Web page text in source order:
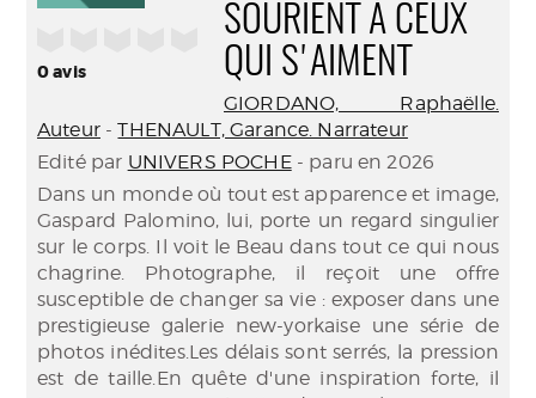
0avis
SOURIENT À CEUX
QUI S'AIMENT
GIORDANO, Raphaëlle.
Auteur-THENAULT, Garance. Narrateur
Edité par UNIVERS POCHE- paru en 2026
Dans un monde où tout est apparence et image,
Gaspard Palomino, lui, porte un regard singulier
sur le corps. Il voit le Beau dans tout ce qui nous
chagrine. Photographe, il reçoit une offre
susceptible de changer sa vie : exposer dans une
prestigieuse galerie new-yorkaise une série de
photos inédites.Les délais sont serrés, la pression
est de taille.En quête d'une inspiration forte, il